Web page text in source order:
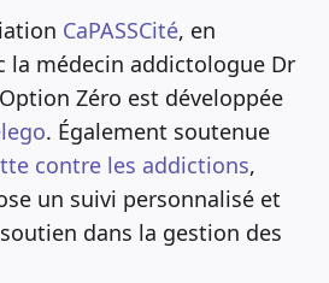
CaPASSCité, en
la médecin addictologue Dr
Zéro est développée
. Également soutenue
contre les addictions,
un suivi personnalisé et
dans la gestion des